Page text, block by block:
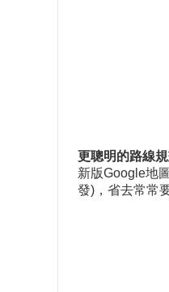
更聰明的路線
新版Google地
發)，省去常常